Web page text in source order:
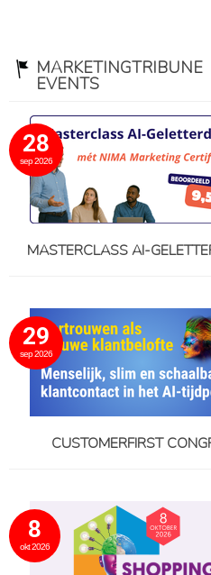
MARKETINGTRIBUNE
EVENTS
28
sep 2026
MASTERCLASS AI-
29
sep 2026
CUSTOMERFIRST
8
okt 2026